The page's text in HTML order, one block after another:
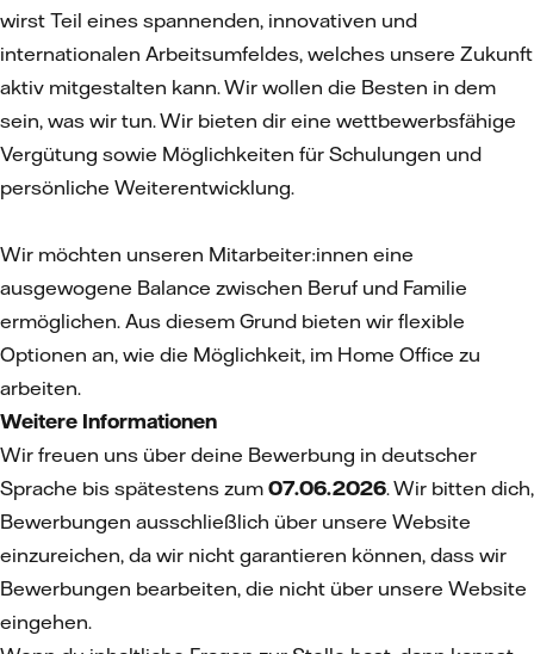
wirst Teil eines spannenden, innovativen und
internationalen Arbeitsumfeldes, welches unsere Zukunft
aktiv mitgestalten kann. Wir wollen die Besten in dem
sein, was wir tun. Wir bieten dir eine wettbewerbsfähige
Vergütung sowie Möglichkeiten für Schulungen und
persönliche Weiterentwicklung.
Wir möchten unseren Mitarbeiter:innen eine
ausgewogene Balance zwischen Beruf und Familie
ermöglichen. Aus diesem Grund bieten wir flexible
Optionen an, wie die Möglichkeit, im Home Office zu
arbeiten.
Weitere Informationen
Wir freuen uns über deine Bewerbung in deutscher
Sprache bis spätestens zum 07.06.2026. Wir bitten dich,
Bewerbungen ausschließlich über unsere Website
einzureichen, da wir nicht garantieren können, dass wir
Bewerbungen bearbeiten, die nicht über unsere Website
eingehen.